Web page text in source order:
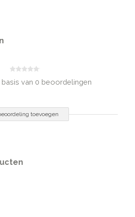
Oleate, PEG-60 Hydrogenated Castor
Salicylic Acid, Sodium Chloride,
van 0 beoordelingen
toevoegen